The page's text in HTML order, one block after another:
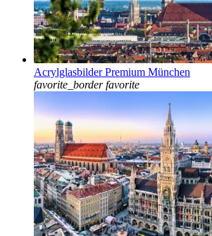
Acrylglasbilder Premium München
favorite_border favorite